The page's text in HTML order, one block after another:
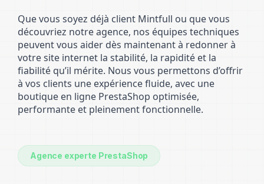
Que vous soyez déjà client Mintfull ou que vous
découvriez notre agence, nos équipes techniques
peuvent vous aider dès maintenant à redonner à
votre site internet la stabilité, la rapidité et la
fiabilité qu’il mérite. Nous vous permettons d’offrir
à vos clients une expérience fluide, avec une
boutique en ligne PrestaShop optimisée,
performante et pleinement fonctionnelle.
Agence experte PrestaShop